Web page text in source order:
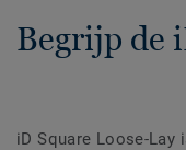
Begrijp de
iD Square Loose-